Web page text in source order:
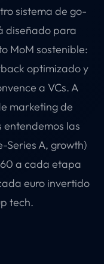
sistema de go-
diseñado para
MoM sostenible:
optimizado y
a VCs. A
marketing de
las
Series A, growth)
a cada etapa
euro invertido
tech.